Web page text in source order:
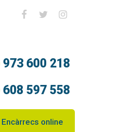
973 600 218
608 597 558
Encàrrecs online